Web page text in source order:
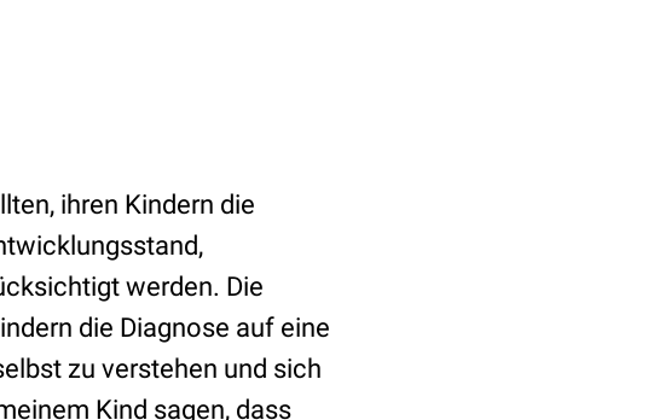
ihren Kindern die
werden. Die
die Diagnose auf eine
zu verstehen und sich
Kind sagen, dass